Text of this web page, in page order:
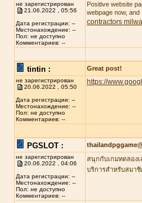
не зарегистрирован
21.06.2022 , 05:56
Дата регистрации: --
Местонахождение: --
Пол: не доступно
Комментариев: --
Positive website
webpage now,
contractors
tintin : Great post!
не зарегистрирован
20.06.2022 , 05:50
Дата регистрации: --
Местонахождение: --
Пол: не доступно
Комментариев: --
https://
PGSLOT :
не зарегистрирован
20.06.2022 , 04:06
Дата регистрации: --
Местонахождение: --
Пол: не доступно
Комментариев: --
สนุกกับเกมทดลอง
บริการสำหรับสมาชิ